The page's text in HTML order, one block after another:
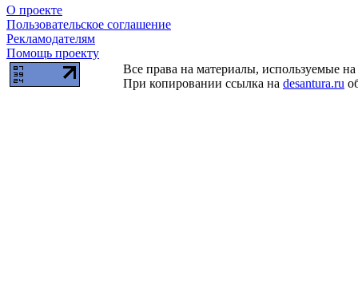
О проекте
Пользовательское соглашение
Рекламодателям
Помощь проекту
Все права на материалы, используемые
При копировании ссылка на desantura.ru